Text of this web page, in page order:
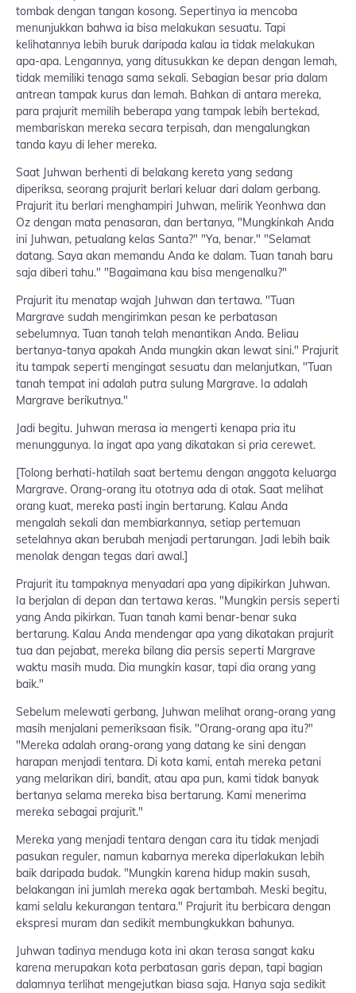
tombak dengan tangan kosong. Sepertinya ia mencoba
menunjukkan bahwa ia bisa melakukan sesuatu. Tapi
kelihatannya lebih buruk daripada kalau ia tidak melakukan
apa-apa. Lengannya, yang ditusukkan ke depan dengan lemah,
tidak memiliki tenaga sama sekali. Sebagian besar pria dalam
antrean tampak kurus dan lemah. Bahkan di antara mereka,
para prajurit memilih beberapa yang tampak lebih bertekad,
membariskan mereka secara terpisah, dan mengalungkan
tanda kayu di leher mereka.
Saat Juhwan berhenti di belakang kereta yang sedang
diperiksa, seorang prajurit berlari keluar dari dalam gerbang.
Prajurit itu berlari menghampiri Juhwan, melirik Yeonhwa dan
Oz dengan mata penasaran, dan bertanya, "Mungkinkah Anda
ini Juhwan, petualang kelas Santa?" "Ya, benar." "Selamat
datang. Saya akan memandu Anda ke dalam. Tuan tanah baru
saja diberi tahu." "Bagaimana kau bisa mengenalku?"
Prajurit itu menatap wajah Juhwan dan tertawa. "Tuan
Margrave sudah mengirimkan pesan ke perbatasan
sebelumnya. Tuan tanah telah menantikan Anda. Beliau
bertanya-tanya apakah Anda mungkin akan lewat sini." Prajurit
itu tampak seperti mengingat sesuatu dan melanjutkan, "Tuan
tanah tempat ini adalah putra sulung Margrave. Ia adalah
Margrave berikutnya."
Jadi begitu. Juhwan merasa ia mengerti kenapa pria itu
menunggunya. Ia ingat apa yang dikatakan si pria cerewet.
[Tolong berhati-hatilah saat bertemu dengan anggota keluarga
Margrave. Orang-orang itu ototnya ada di otak. Saat melihat
orang kuat, mereka pasti ingin bertarung. Kalau Anda
mengalah sekali dan membiarkannya, setiap pertemuan
setelahnya akan berubah menjadi pertarungan. Jadi lebih baik
menolak dengan tegas dari awal.]
Prajurit itu tampaknya menyadari apa yang dipikirkan Juhwan.
Ia berjalan di depan dan tertawa keras. "Mungkin persis seperti
yang Anda pikirkan. Tuan tanah kami benar-benar suka
bertarung. Kalau Anda mendengar apa yang dikatakan prajurit
tua dan pejabat, mereka bilang dia persis seperti Margrave
waktu masih muda. Dia mungkin kasar, tapi dia orang yang
baik."
Sebelum melewati gerbang, Juhwan melihat orang-orang yang
masih menjalani pemeriksaan fisik. "Orang-orang apa itu?"
"Mereka adalah orang-orang yang datang ke sini dengan
harapan menjadi tentara. Di kota kami, entah mereka petani
yang melarikan diri, bandit, atau apa pun, kami tidak banyak
bertanya selama mereka bisa bertarung. Kami menerima
mereka sebagai prajurit."
Mereka yang menjadi tentara dengan cara itu tidak menjadi
pasukan reguler, namun kabarnya mereka diperlakukan lebih
baik daripada budak. "Mungkin karena hidup makin susah,
belakangan ini jumlah mereka agak bertambah. Meski begitu,
kami selalu kekurangan tentara." Prajurit itu berbicara dengan
ekspresi muram dan sedikit membungkukkan bahunya.
Juhwan tadinya menduga kota ini akan terasa sangat kaku
karena merupakan kota perbatasan garis depan, tapi bagian
dalamnya terlihat mengejutkan biasa saja. Hanya saja sedikit